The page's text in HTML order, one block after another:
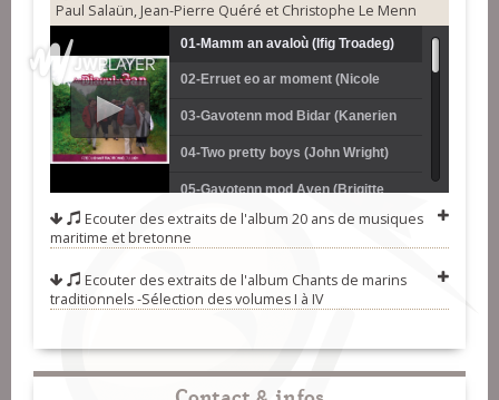
Paul Salaün, Jean-Pierre Quéré et Christophe Le Menn
01-Mamm an avaloù (Ifig Troadeg)
02-Erruet eo ar moment (Nicole
Pochic)
03-Gavotenn mod Bidar (Kanerien
Sant-Rivoal)
04-Two pretty boys (John Wright)
05-Gavotenn mod Aven (Brigitte
Kloareg et Gilles Penseg)
06-Tri martolod (Nicole Pochic)
Marie Verveur)
08-Bravan amzer'm eus bet james
Chipon)
10-Ar yar war ar ben kolo (Gilles Le
Ecouter des extraits de l'album 20 ans de musiques
maritime et bretonne
Ecouter des extraits de l'album Chants de marins
traditionnels -Sélection des volumes I à IV